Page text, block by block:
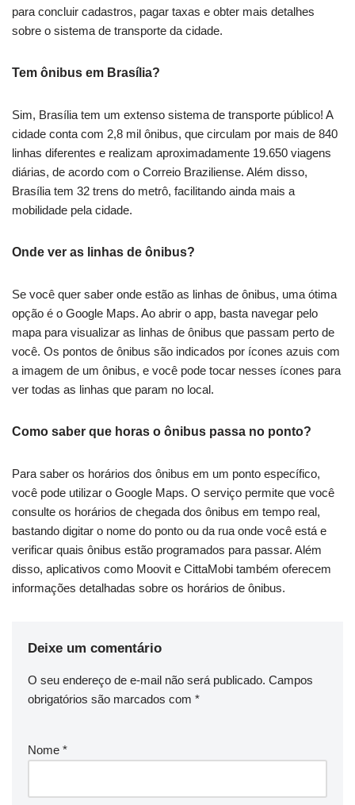
para concluir cadastros, pagar taxas e obter mais detalhes
sobre o sistema de transporte da cidade.
Tem ônibus em Brasília?
Sim, Brasília tem um extenso sistema de transporte público! A
cidade conta com 2,8 mil ônibus, que circulam por mais de 840
linhas diferentes e realizam aproximadamente 19.650 viagens
diárias, de acordo com o Correio Braziliense. Além disso,
Brasília tem 32 trens do metrô, facilitando ainda mais a
mobilidade pela cidade.
Onde ver as linhas de ônibus?
Se você quer saber onde estão as linhas de ônibus, uma ótima
opção é o Google Maps. Ao abrir o app, basta navegar pelo
mapa para visualizar as linhas de ônibus que passam perto de
você. Os pontos de ônibus são indicados por ícones azuis com
a imagem de um ônibus, e você pode tocar nesses ícones para
ver todas as linhas que param no local.
Como saber que horas o ônibus passa no ponto?
Para saber os horários dos ônibus em um ponto específico,
você pode utilizar o Google Maps. O serviço permite que você
consulte os horários de chegada dos ônibus em tempo real,
bastando digitar o nome do ponto ou da rua onde você está e
verificar quais ônibus estão programados para passar. Além
disso, aplicativos como Moovit e CittaMobi também oferecem
informações detalhadas sobre os horários de ônibus.
Deixe um comentário
O seu endereço de e-mail não será publicado. Campos
obrigatórios são marcados com *
Nome *